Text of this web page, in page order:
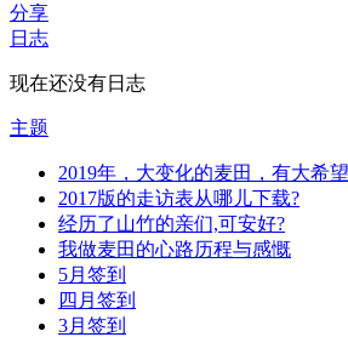
分享
日志
现在还没有日志
主题
2019年，大变化的麦田，有大希
2017版的走访表从哪儿下载?
经历了山竹的亲们,可安好?
我做麦田的心路历程与感慨
5月签到
四月签到
3月签到